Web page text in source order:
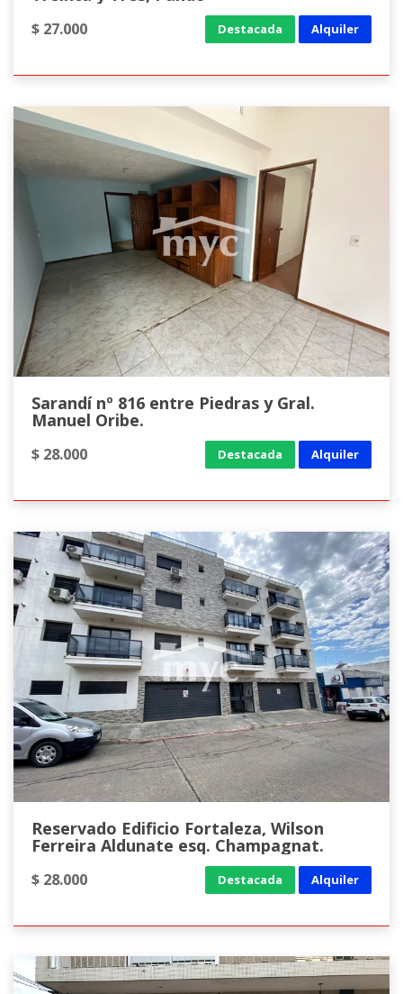
$ 27.000 Destacada Alquiler
Sarandí nº 816 entre Piedras y Gral.
Manuel Oribe.
$ 28.000 Destacada Alquiler
Reservado Edificio Fortaleza, Wilson
Ferreira Aldunate esq. Champagnat.
$ 28.000 Destacada Alquiler